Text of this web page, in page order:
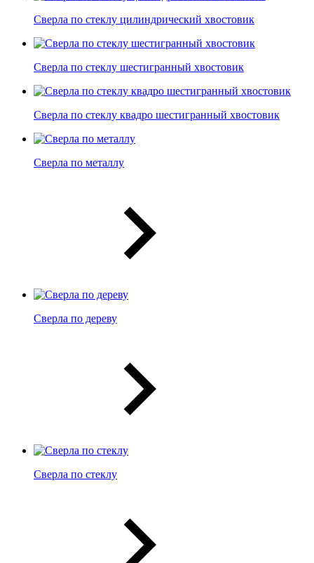
Сверла по стеклу цилиндрический хвостовик
Сверла по стеклу шестигранный хвостовик
Сверла по стеклу квадро шестигранный хвостовик
Сверла по металлу
Сверла по дереву
Сверла по стеклу